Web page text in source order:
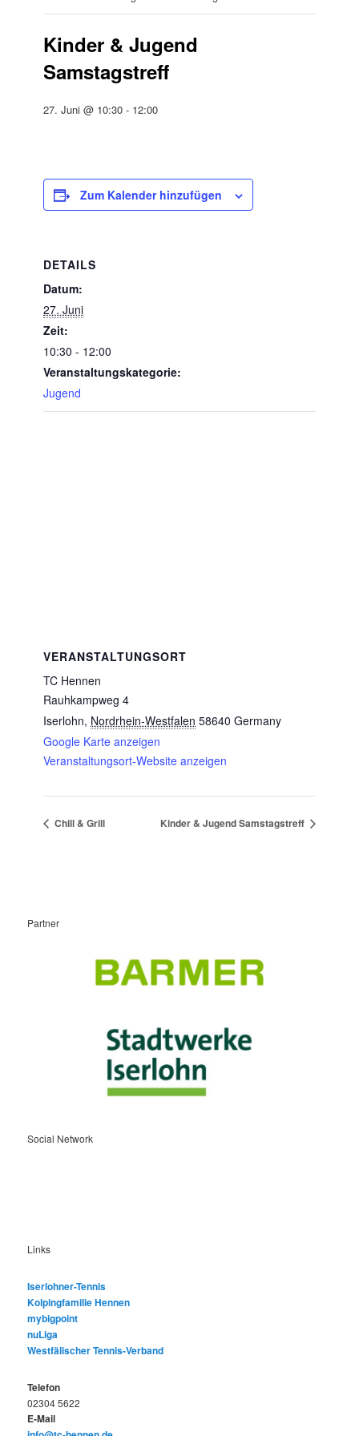
Kinder & Jugend
Samstagstreff
27. Juni @ 10:30 - 12:00
Zum Kalender hinzufügen
DETAILS
Datum:
27. Juni
Zeit:
10:30 - 12:00
Veranstaltungskategorie:
Jugend
VERANSTALTUNGSORT
TC Hennen
Rauhkampweg 4
Iserlohn, Nordrhein-Westfalen 58640 Germany
Google Karte anzeigen
Veranstaltungsort-Website anzeigen
Chill & Grill Kinder & Jugend Samstagstreff
Partner
Social Network
Links
Iserlohner-Tennis
Kolpingfamilie Hennen
mybigpoint
nuLiga
Westfälischer Tennis-Verband
Telefon
02304 5622
E-Mail